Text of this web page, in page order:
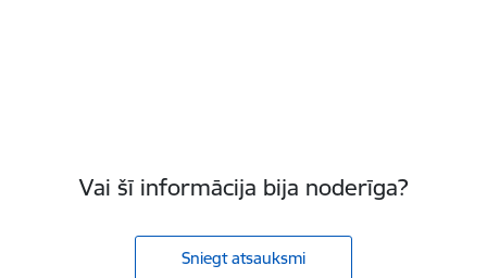
Vai šī informācija bija noderīga?
Sniegt atsauksmi